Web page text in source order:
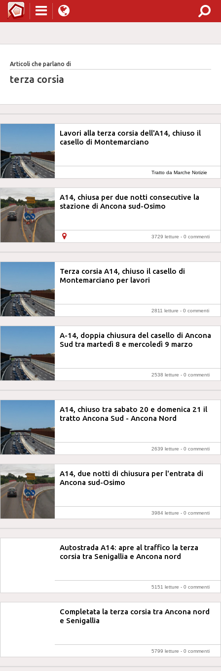
Articoli che parlano di
terza corsia
Lavori alla terza corsia dell'A14, chiuso il
casello di Montemarciano
Tratto da Marche Notizie
A14, chiusa per due notti consecutive la
stazione di Ancona sud-Osimo
3729 letture - 0 commenti
Terza corsia A14, chiuso il casello di
Montemarciano per lavori
2811 letture - 0 commenti
A-14, doppia chiusura del casello di Ancona
Sud tra martedì 8 e mercoledì 9 marzo
2538 letture - 0 commenti
A14, chiuso tra sabato 20 e domenica 21 il
tratto Ancona Sud - Ancona Nord
2639 letture - 0 commenti
A14, due notti di chiusura per l'entrata di
Ancona sud-Osimo
3984 letture - 0 commenti
Autostrada A14: apre al traffico la terza
corsia tra Senigallia e Ancona nord
5151 letture - 0 commenti
Completata la terza corsia tra Ancona nord
e Senigallia
5799 letture - 0 commenti